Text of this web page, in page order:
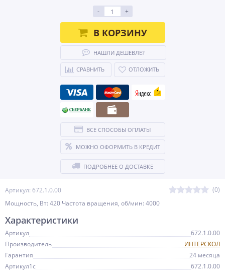
Артикул: 672.1.0.00
(0)
Мощность, Вт: 420 Частота вращения, об/мин: 4000
-
+
В КОРЗИНУ
НАШЛИ ДЕШЕВЛЕ?
СРАВНИТЬ ОТЛОЖИТЬ
ВСЕ СПОСОБЫ ОПЛАТЫ
МОЖНО ОФОРМИТЬ В КРЕДИТ
ПОДРОБНЕЕ О ДОСТАВКЕ
Характеристики
Артикул
672.1.0.00
Производитель
ИНТЕРСКОЛ
Гарантия
24 месяца
Артикул1c
672.1.0.00